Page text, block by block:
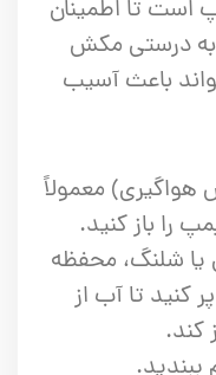
تا اطمینان
درستی مکش
باعث آسیب
معمولاً
را باز کنید.
یا شلنگ، محفظه
کنید تا آب از
کند.